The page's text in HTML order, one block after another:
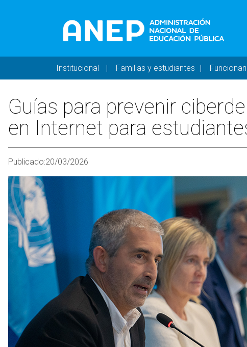
Navegación principal -
Institucional Familias y estudiantes
Guías para prevenir
en Internet para
Publicado:20/03/2026